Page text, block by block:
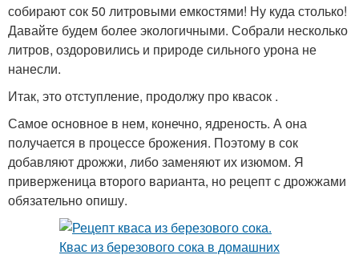
собирают сок 50 литровыми емкостями! Ну куда столько!
Давайте будем более экологичными. Собрали несколько
литров, оздоровились и природе сильного урона не
нанесли.
Итак, это отступление, продолжу про квасок .
Самое основное в нем, конечно, ядреность. А она
получается в процессе брожения. Поэтому в сок
добавляют дрожжи, либо заменяют их изюмом. Я
приверженица второго варианта, но рецепт с дрожжами
обязательно опишу.